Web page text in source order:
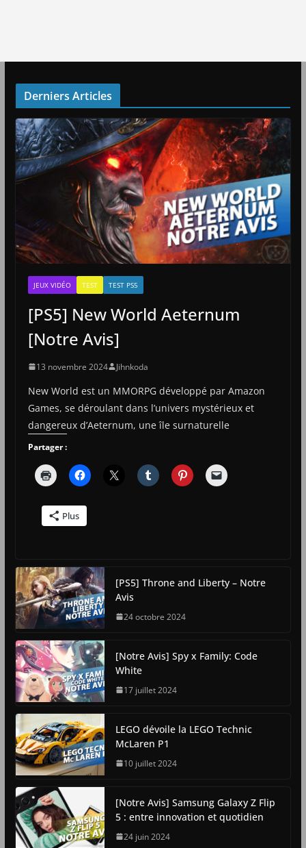
Derniers Articles
JEUX VIDÉO TEST TEST PS5
[PS5] New World Aeternum
[Notre Avis]
13 novembre 2024 Jihnkoda
New World est un MMORPG développé par Amazon
Games, se déroulant dans l’univers mystérieux et
dangereux d’Aeternum, une île surnaturelle
Partager :
Plus
[PS5] Throne and Liberty – Notre
Avis
24 octobre 2024
[Notre Avis] Spy x Family: Code
White
17 juillet 2024
LEGO dévoile la LEGO Technic
McLaren P1
10 juillet 2024
[Notre Avis] Samsung Galaxy Z Flip
5 : entre innovation et quotidien
24 juin 2024